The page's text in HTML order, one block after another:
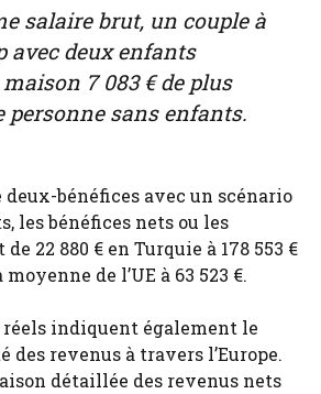
salaire brut, un couple à
avec deux enfants
7 083 € de plus
personne sans enfants.
deux-bénéfices avec un scénario
les bénéfices nets ou les
22 880 € en Turquie à 178 553 €
de l’UE à 63 523 €.
indiquent également le
des revenus à travers l’Europe.
détaillée des revenus nets